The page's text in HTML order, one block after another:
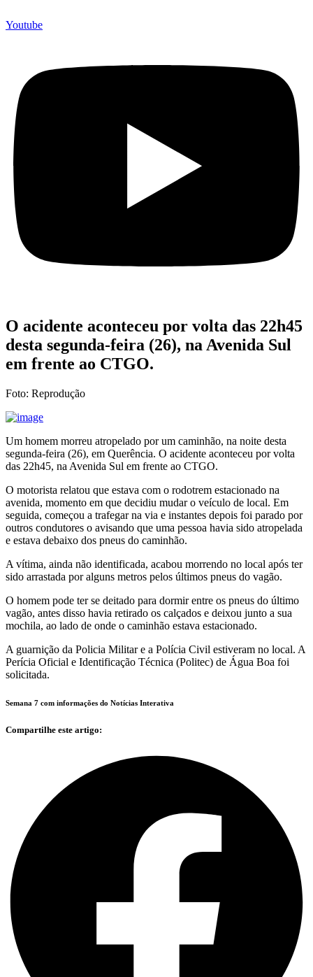
Youtube
O acidente aconteceu por volta das 22h45
desta segunda-feira (26), na Avenida Sul
em frente ao CTGO.
Foto: Reprodução
Um homem morreu atropelado por um caminhão, na noite desta
segunda-feira (26), em Querência. O acidente aconteceu por volta
das 22h45, na Avenida Sul em frente ao CTGO.
O motorista relatou que estava com o rodotrem estacionado na
avenida, momento em que decidiu mudar o veículo de local. Em
seguida, começou a trafegar na via e instantes depois foi parado por
outros condutores o avisando que uma pessoa havia sido atropelada
e estava debaixo dos pneus do caminhão.
A vítima, ainda não identificada, acabou morrendo no local após ter
sido arrastada por alguns metros pelos últimos pneus do vagão.
O homem pode ter se deitado para dormir entre os pneus do último
vagão, antes disso havia retirado os calçados e deixou junto a sua
mochila, ao lado de onde o caminhão estava estacionado.
A guarnição da Policia Militar e a Polícia Civil estiveram no local. A
Perícia Oficial e Identificação Técnica (Politec) de Água Boa foi
solicitada.
Semana 7 com informações do Notícias Interativa
Compartilhe este artigo: